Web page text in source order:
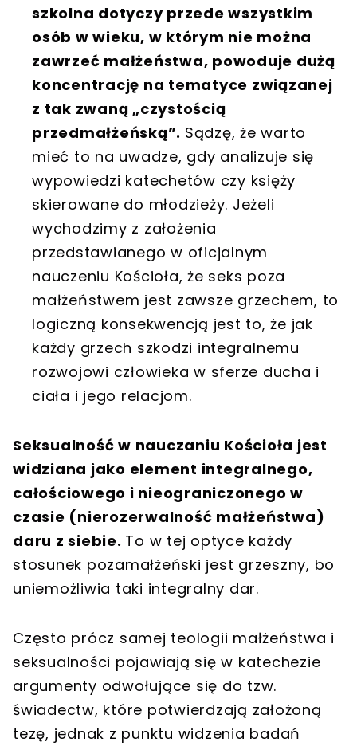
szkolna dotyczy przede wszystkim
osób w wieku, w którym nie można
zawrzeć małżeństwa, powoduje dużą
koncentrację na tematyce związanej
z tak zwaną „czystością
przedmałżeńską”. Sądzę, że warto
mieć to na uwadze, gdy analizuje się
wypowiedzi katechetów czy księży
skierowane do młodzieży. Jeżeli
wychodzimy z założenia
przedstawianego w oficjalnym
nauczeniu Kościoła, że seks poza
małżeństwem jest zawsze grzechem, to
logiczną konsekwencją jest to, że jak
każdy grzech szkodzi integralnemu
rozwojowi człowieka w sferze ducha i
ciała i jego relacjom.
Seksualność w nauczaniu Kościoła jest
widziana jako element integralnego,
całościowego i nieograniczonego w
czasie (nierozerwalność małżeństwa)
daru z siebie. To w tej optyce każdy
stosunek pozamałżeński jest grzeszny, bo
uniemożliwia taki integralny dar.
Często prócz samej teologii małżeństwa i
seksualności pojawiają się w katechezie
argumenty odwołujące się do tzw.
świadectw, które potwierdzają założoną
tezę, jednak z punktu widzenia badań